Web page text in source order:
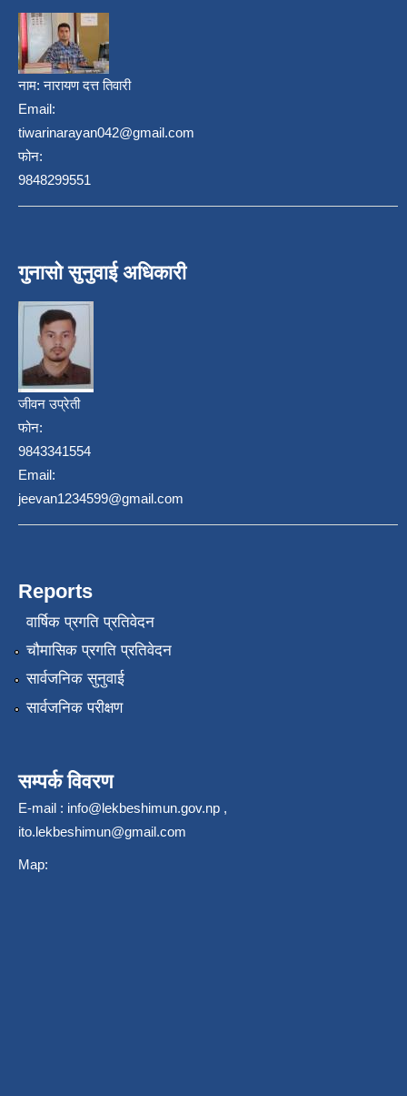
नाम:नारायण दत्त तिवारी
Email:
tiwarinarayan042@gmail.com
फोन:
9848299551
गुनासो सुनुवाई अधिकारी
जीवन उप्रेती
फोन:
9843341554
Email:
jeevan1234599@gmail.com
Reports
वार्षिक प्रगति प्रतिवेदन
चौमासिक प्रगति प्रतिवेदन
सार्वजनिक सुनुवाई
सार्वजनिक परीक्षण
सम्पर्क विवरण
E-mail : info@lekbeshimun.gov.np ,
ito.lekbeshimun@gmail.com
Map: